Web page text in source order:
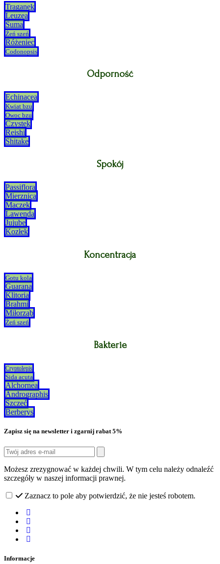
Traganek
Leuzea
Suma
Żeń szeń
Różeniec
Codonopsis
Odporność
Echinacea
Kwiat bzu
Owoc bzu
Czystek
Reishi
Shitake
Spokój
Passiflora
Mierznica
Maczek
Lawenda
Jujube
Kozłek
Koncentracja
Gotu kola
Guarana
Klitoria
Brahmi
Miłorząb
Żeń szeń
Bakterie
Cryptolepis
Sida acuta
Alchornea
Andrographis
Szczeć
Berberys
Zapisz się na newsletter i zgarnij rabat 5%
Możesz zrezygnować w każdej chwili. W tym celu należy odnaleźć
szczegóły w naszej informacji prawnej.
Zaznacz to pole aby potwierdzić, że nie jesteś robotem.
Informacje